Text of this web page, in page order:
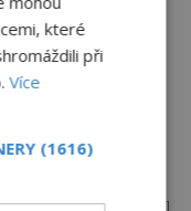
vášní pro
vnímat
ve které žil.
přijímanou
byl jen životem
Marcus Aurelius
[…]
›
které
při
Více
(1616)